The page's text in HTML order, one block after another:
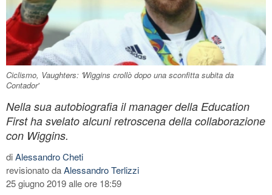
Ciclismo, Vaughters: 'Wiggins crollò dopo una sconfitta subita da
Contador'
Nella sua autobiografia il manager della Education
First ha svelato alcuni retroscena della collaborazione
con Wiggins.
diAlessandro Cheti
revisionato daAlessandro Terlizzi
25 giugno 2019 alle ore 18:59